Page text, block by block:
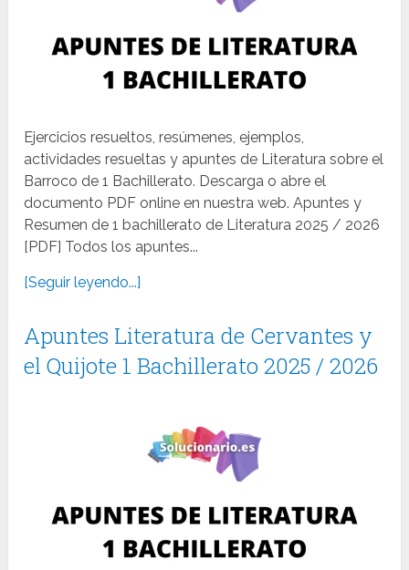
Ejercicios resueltos, resúmenes, ejemplos,
actividades resueltas y apuntes de Literatura sobre el
Barroco de 1 Bachillerato. Descarga o abre el
documento PDF online en nuestra web. Apuntes y
Resumen de 1 bachillerato de Literatura 2025 / 2026
[PDF] Todos los apuntes...
[Seguir leyendo...]
Apuntes Literatura de Cervantes y
el Quijote 1 Bachillerato 2025 / 2026